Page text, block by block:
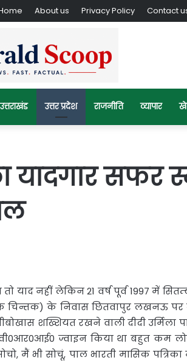
About us Privacy Policy Contact
उत्तराखंड उत्तर प्रदेश राजनीति व्यापार
यादगार सफर
याद नहीं लेकिन 21 वर्षपूर्व 1997 में
चिन्तक) के निवास छितवापुर लखनऊ पर
शख्शियत रखने वाली दीदी
ज्वाइन किया था बहुत कम
मैं भी सोचूं, पाल भारती मासिक पत्रिका